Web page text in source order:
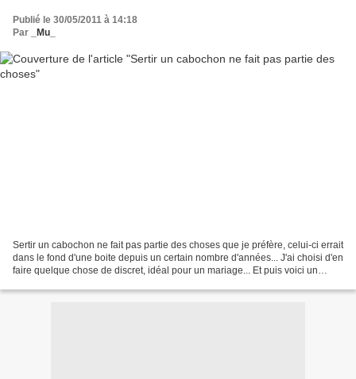
Publié le 30/05/2011 à 14:18
Par
_Mu_
Sertir un cabochon ne fait pas partie des choses que je préfère, celui-ci errait
dans le fond d'une boite depuis un certain nombre d'années... J'ai choisi d'en
faire quelque chose de discret, idéal pour un mariage... Et puis voici un